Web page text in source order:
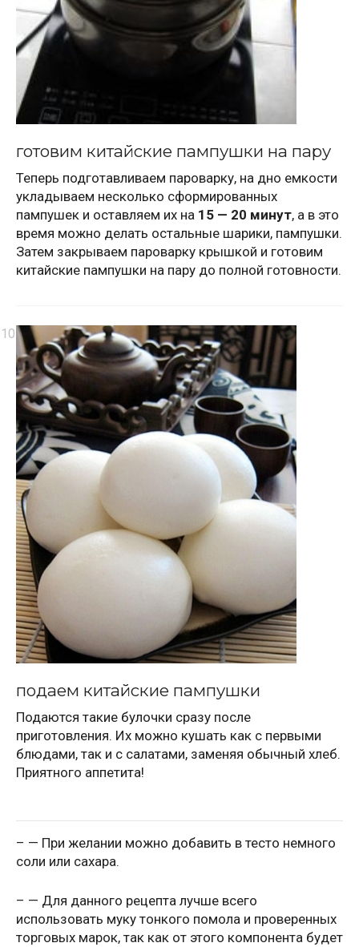
готовим китайские пампушки на пару
Теперь подготавливаем пароварку, на дно емкости
укладываем несколько сформированных
пампушек и оставляем их на 15 — 20 минут, а в это
время можно делать остальные шарики, пампушки.
Затем закрываем пароварку крышкой и готовим
китайские пампушки на пару до полной готовности.
подаем китайские пампушки
Подаются такие булочки сразу после
приготовления. Их можно кушать как с первыми
блюдами, так и с салатами, заменяя обычный хлеб.
Приятного аппетита!
– — При желании можно добавить в тесто немного
соли или сахара.
– — Для данного рецепта лучше всего
использовать муку тонкого помола и проверенных
торговых марок, так как от этого компонента будет